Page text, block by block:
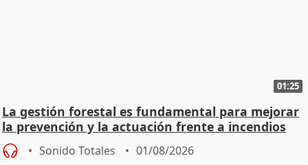
01:25
La gestión forestal es fundamental para mejorar
la prevención y la actuación frente a incendios
Sonido Totales 01/08/2026